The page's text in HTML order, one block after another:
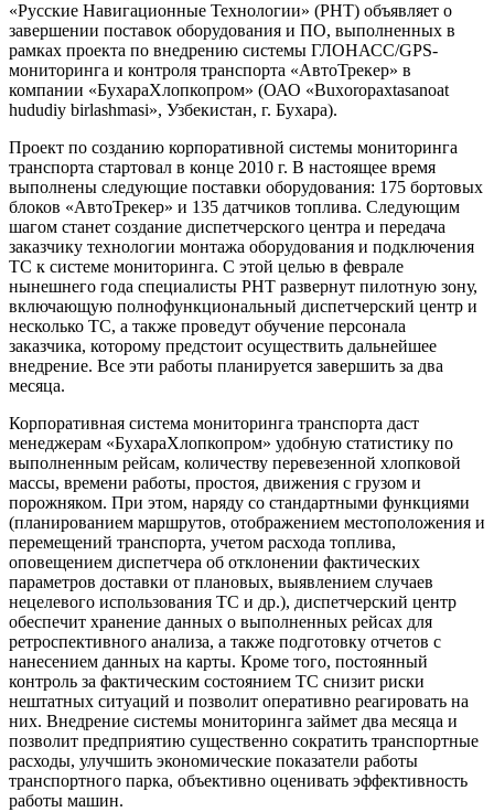
«Русские Навигационные Технологии» (РНТ) объявляет о
завершении поставок оборудования и ПО, выполненных в
рамках проекта по внедрению системы ГЛОНАСС/GPS-
мониторинга и контроля транспорта «АвтоТрекер» в
компании «БухараХлопкопром» (ОАО «Buxoropaxtasanoat
hududiy birlashmasi», Узбекистан, г. Бухара).
Проект по созданию корпоративной системы мониторинга
транспорта стартовал в конце 2010 г. В настоящее время
выполнены следующие поставки оборудования: 175 бортовых
блоков «АвтоТрекер» и 135 датчиков топлива. Следующим
шагом станет создание диспетчерского центра и передача
заказчику технологии монтажа оборудования и подключения
ТС к системе мониторинга. С этой целью в феврале
нынешнего года специалисты РНТ развернут пилотную зону,
включающую полнофункциональный диспетчерский центр и
несколько ТС, а также проведут обучение персонала
заказчика, которому предстоит осуществить дальнейшее
внедрение. Все эти работы планируется завершить за два
месяца.
Корпоративная система мониторинга транспорта даст
менеджерам «БухараХлопкопром» удобную статистику по
выполненным рейсам, количеству перевезенной хлопковой
массы, времени работы, простоя, движения с грузом и
порожняком. При этом, наряду со стандартными функциями
(планированием маршрутов, отображением местоположения и
перемещений транспорта, учетом расхода топлива,
оповещением диспетчера об отклонении фактических
параметров доставки от плановых, выявлением случаев
нецелевого использования ТС и др.), диспетчерский центр
обеспечит хранение данных о выполненных рейсах для
ретроспективного анализа, а также подготовку отчетов с
нанесением данных на карты. Кроме того, постоянный
контроль за фактическим состоянием ТС снизит риски
нештатных ситуаций и позволит оперативно реагировать на
них. Внедрение системы мониторинга займет два месяца и
позволит предприятию существенно сократить транспортные
расходы, улучшить экономические показатели работы
транспортного парка, объективно оценивать эффективность
работы машин.